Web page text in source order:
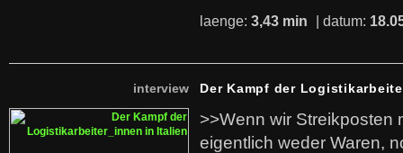
laenge: 3,43 min | datum:
interview Der Kampf der
>>Wenn wir Streikposten
eigentlich weder Waren,